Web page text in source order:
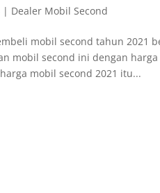
| Dealer Mobil Second
mobil second tahun
mobil second ini dengan
mobil second 2021 itu...